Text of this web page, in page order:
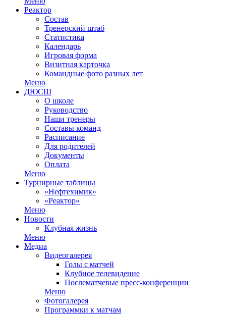
Реактор
Состав
Тренерский штаб
Статистика
Календарь
Игровая форма
Визитная карточка
Командные фото разных лет
Меню
ДЮСШ
О школе
Руководство
Наши тренеры
Составы команд
Расписание
Для родителей
Документы
Оплата
Меню
Турнирные таблицы
«Нефтехимик»
«Реактор»
Меню
Новости
Клубная жизнь
Меню
Медиа
Видеогалерея
Голы с матчей
Клубное телевидение
Послематчевые пресс-конференции
Меню
Фотогалерея
Программки к матчам